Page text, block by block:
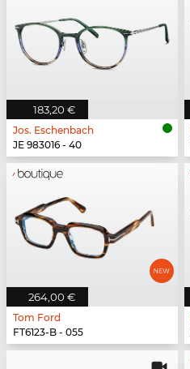
183,20 €
Jos. Eschenbach
JE 983016 - 40
264,00 €
Tom Ford
FT6123-B - 055